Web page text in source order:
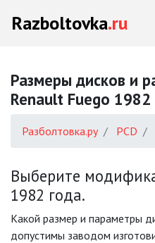
Razboltovka.ru
Размеры дисков и
Renault Fuego 1982
Разболтовка.ру PCD
Выберите
1982 года.
Какой размер и параметры
допустимы заводом